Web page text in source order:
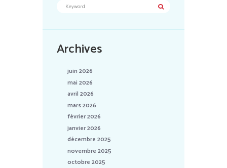
Archives
juin 2026
mai 2026
avril 2026
mars 2026
février 2026
janvier 2026
décembre 2025
novembre 2025
octobre 2025